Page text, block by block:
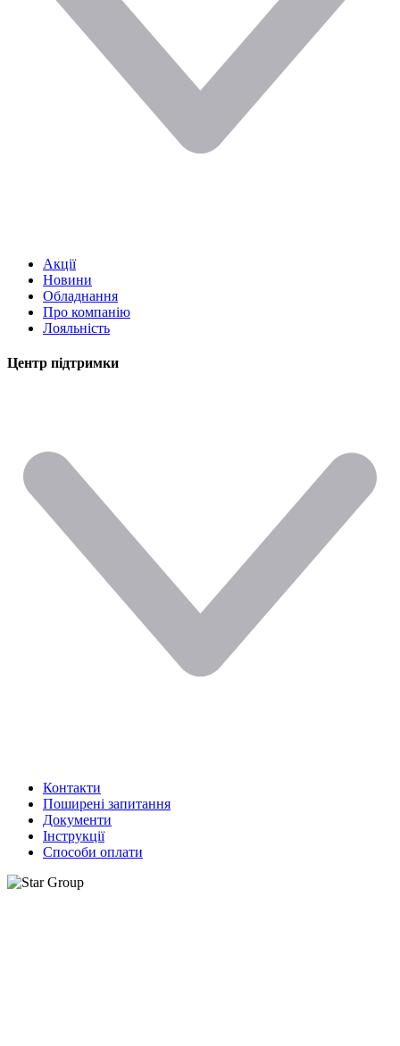
Акції
Новини
Обладнання
Про компанію
Лояльність
Центр підтримки
Контакти
Поширені запитання
Документи
Інструкції
Способи оплати